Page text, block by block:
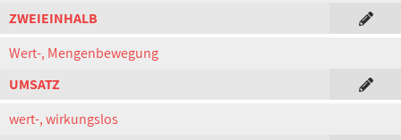
ZWEIEINHALB
Wert-, Mengenbewegung
UMSATZ
wert-, wirkungslos